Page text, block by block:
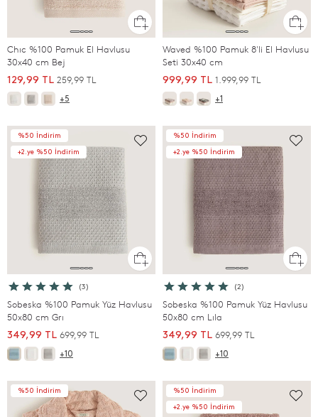
Chıc %100 Pamuk El Havlusu
30x40 cm Bej
129,99 TL 259,99 TL
+5
Waved %100 Pamuk 8'li El Havlusu
Seti 30x40 cm
999,99 TL 1.999,99 TL
+1
%50 İndirim
+2.ye %50 İndirim
(3)
Sobeska %100 Pamuk Yüz Havlusu
50x80 cm Grı
349,99 TL 699,99 TL
+10
%50 İndirim
+2.ye %50 İndirim
(2)
Sobeska %100 Pamuk Yüz Havlusu
50x80 cm Lıla
349,99 TL 699,99 TL
+10
%50 İndirim %50 İndirim
+2.ye %50 İndirim